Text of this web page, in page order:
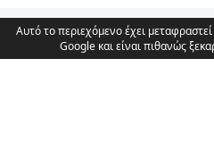
Αυτό το περιεχόμενο έχει
Google και είναι πιθανώς
Παλιό και